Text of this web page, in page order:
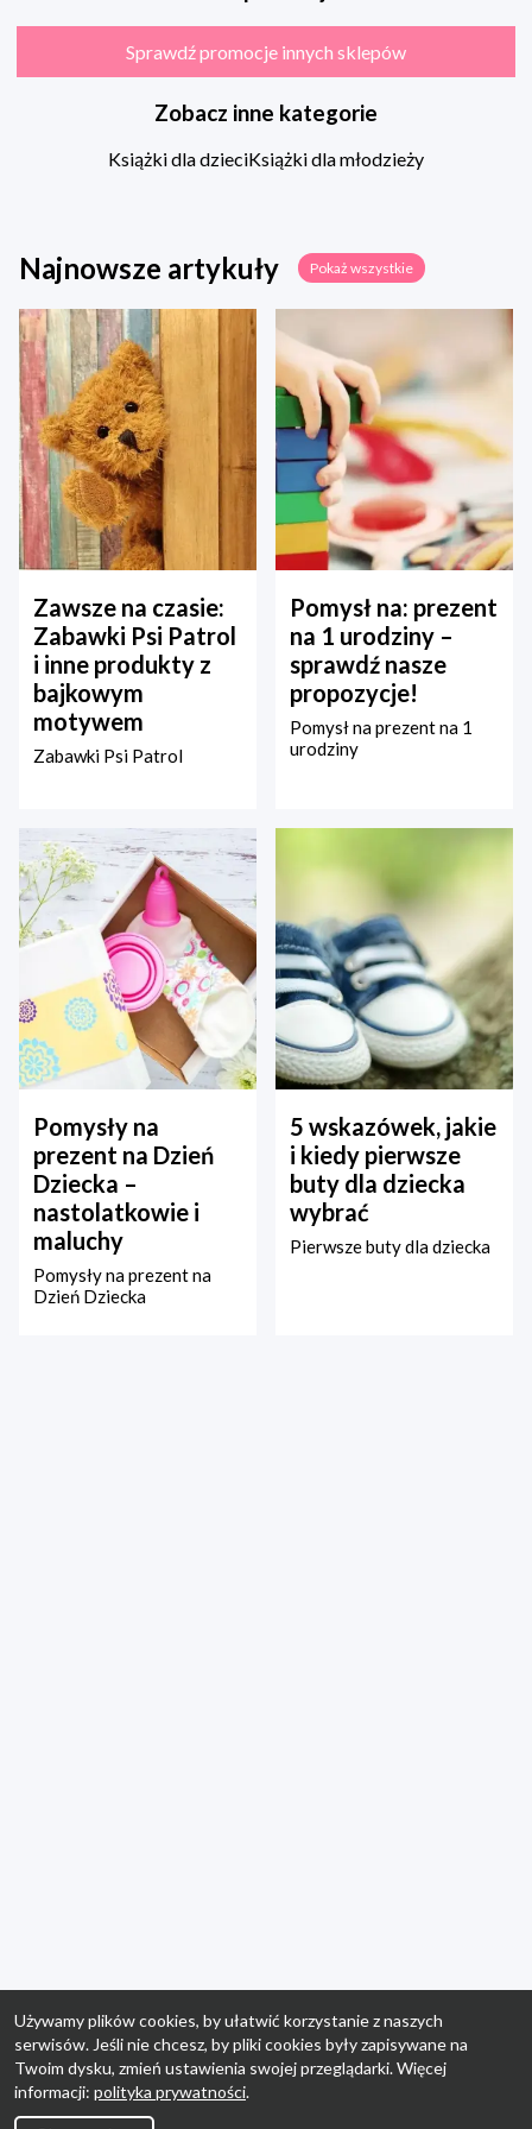
Sprawdź promocje innych sklepów
Zobacz inne kategorie
Książki dla dzieciKsiążki dla młodzieży
Najnowsze artykuły Pokaż wszystkie
Zawsze na czasie:
Zabawki Psi Patrol
i inne produkty z
bajkowym
motywem
Zabawki Psi Patrol
Pomysł na: prezent
na 1 urodziny –
sprawdź nasze
propozycje!
Pomysł na prezent na 1
urodziny
Pomysły na
prezent na Dzień
Dziecka –
nastolatkowie i
maluchy
Pomysły na prezent na
Dzień Dziecka
5 wskazówek, jakie
i kiedy pierwsze
buty dla dziecka
wybrać
Pierwsze buty dla dziecka
Używamy plików cookies, by ułatwić korzystanie z naszych
serwisów. Jeśli nie chcesz, by pliki cookies były zapisywane na
Twoim dysku, zmień ustawienia swojej przeglądarki. Więcej
informacji: polityka prywatności.